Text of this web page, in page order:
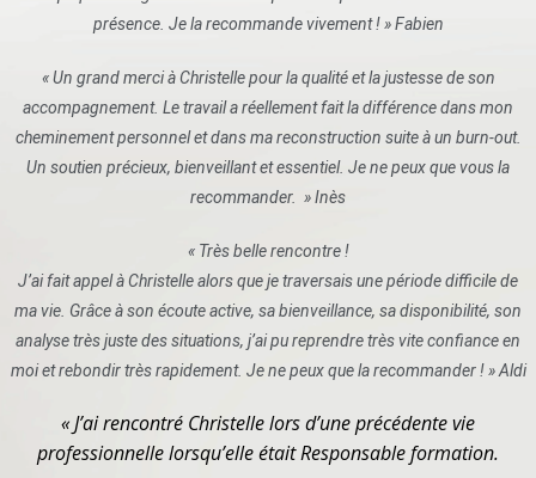
présence. Je la recommande vivement ! » Fabien
« Un grand merci à Christelle pour la qualité et la justesse de son
accompagnement. Le travail a réellement fait la différence dans mon
cheminement personnel et dans ma reconstruction suite à un burn-out.
Un soutien précieux, bienveillant et essentiel. Je ne peux que vous la
recommander. » Inès
« Très belle rencontre !
J’ai fait appel à Christelle alors que je traversais une période difficile de
ma vie. Grâce à son écoute active, sa bienveillance, sa disponibilité, son
analyse très juste des situations, j’ai pu reprendre très vite confiance en
moi et rebondir très rapidement. Je ne peux que la recommander ! » Aldi
« J’ai rencontré Christelle lors d’une précédente vie
professionnelle lorsqu’elle était Responsable formation.